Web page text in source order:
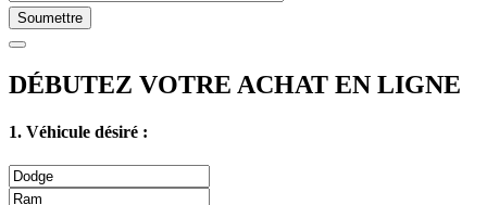
Soumettre
DÉBUTEZ VOTRE ACHAT EN LIGNE
1. Véhicule désiré :